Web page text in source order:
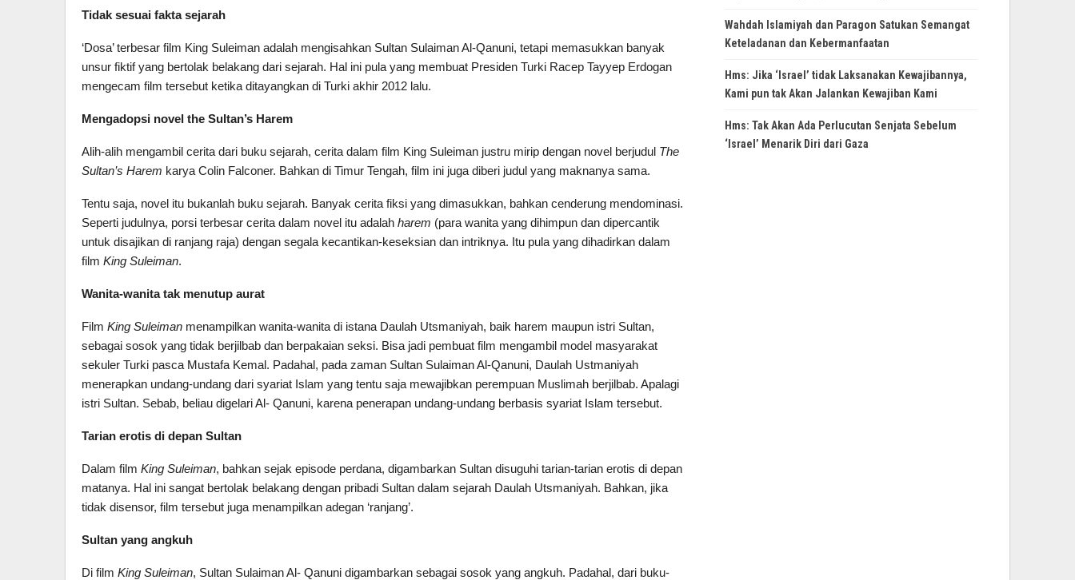
Tidak sesuai fakta sejarah
‘Dosa’ terbesar film King Suleiman adalah mengisahkan Sultan Sulaiman Al-Qanuni, tetapi memasukkan banyak
unsur fiktif yang bertolak belakang dari sejarah. Hal ini pula yang membuat Presiden Turki Racep Tayyep Erdogan
mengecam film tersebut ketika ditayangkan di Turki akhir 2012 lalu.
Mengadopsi novel the Sultan’s Harem
Alih-alih mengambil cerita dari buku sejarah, cerita dalam film King Suleiman justru mirip dengan novel berjudul The
Sultan’s Harem karya Colin Falconer. Bahkan di Timur Tengah, film ini juga diberi judul yang maknanya sama.
Tentu saja, novel itu bukanlah buku sejarah. Banyak cerita fiksi yang dimasukkan, bahkan cenderung mendominasi.
Seperti judulnya, porsi terbesar cerita dalam novel itu adalah harem (para wanita yang dihimpun dan dipercantik
untuk disajikan di ranjang raja) dengan segala kecantikan-keseksian dan intriknya. Itu pula yang dihadirkan dalam
film King Suleiman.
Wanita-wanita tak menutup aurat
Film King Suleiman menampilkan wanita-wanita di istana Daulah Utsmaniyah, baik harem maupun istri Sultan,
sebagai sosok yang tidak berjilbab dan berpakaian seksi. Bisa jadi pembuat film mengambil model masyarakat
sekuler Turki pasca Mustafa Kemal. Padahal, pada zaman Sultan Sulaiman Al-Qanuni, Daulah Ustmaniyah
menerapkan undang-undang dari syariat Islam yang tentu saja mewajibkan perempuan Muslimah berjilbab. Apalagi
istri Sultan. Sebab, beliau digelari Al- Qanuni, karena penerapan undang-undang berbasis syariat Islam tersebut.
Tarian erotis di depan Sultan
Dalam film King Suleiman, bahkan sejak episode perdana, digambarkan Sultan disuguhi tarian-tarian erotis di depan
matanya. Hal ini sangat bertolak belakang dengan pribadi Sultan dalam sejarah Daulah Utsmaniyah. Bahkan, jika
tidak disensor, film tersebut juga menampilkan adegan ‘ranjang’.
Sultan yang angkuh
Di film King Suleiman, Sultan Sulaiman Al- Qanuni digambarkan sebagai sosok yang angkuh. Padahal, dari buku-
Wahdah Islamiyah dan Paragon Satukan Semangat
Keteladanan dan Kebermanfaatan
Hms: Jika ‘Israel’ tidak Laksanakan Kewajibannya,
Kami pun tak Akan Jalankan Kewajiban Kami
Hms: Tak Akan Ada Perlucutan Senjata Sebelum
‘Israel’ Menarik Diri dari Gaza